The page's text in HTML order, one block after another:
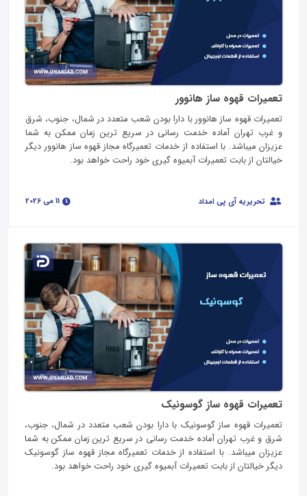
تعمیرات قهوه ساز هانوور
تعمیرات قهوه ساز هانوور با دارا بودن شعب متعدد در شمال، جنوب، شرق
و غرب تهران آماده خدمت رسانی در سریع ترین زمان ممکن به شما
عزیزان میباشد. با استفاده از خدمات تعمیرگاه مجاز قهوه ساز هانوور دیگر
خیالتان از بابت تعمیرات آبمیوه گیری خود راحت خواهد بود.
تحریریه آی پی امداد
تعمیرات قهوه ساز گوسونیک
تعمیرات قهوه ساز گوسونیک با دارا بودن شعب متعدد در شمال، جنوب،
شرق و غرب تهران آماده خدمت رسانی در سریع ترین زمان ممکن به شما
عزیزان میباشد. با استفاده از خدمات تعمیرگاه مجاز قهوه ساز گوسونیک
دیگر خیالتان از بابت تعمیرات آبمیوه گیری خود راحت خواهد بود.